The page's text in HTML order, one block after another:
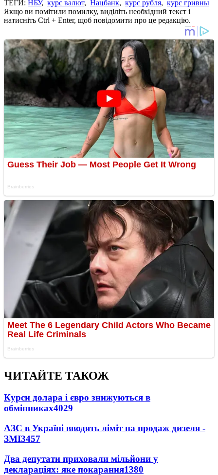
ТЕГИ: НБУ, курс валют, Нацбанк, курс рубля, курс гривны
Якщо ви помітили помилку, виділіть необхідний текст і
натисніть Ctrl + Enter, щоб повідомити про це редакцію.
ЧИТАЙТЕ ТАКОЖ
Курси долара і євро знижуються в
обмінниках4029
АЗС в Україні вводять ліміт на продаж дизеля -
ЗМІ3457
Два депутати приховали мільйони у
деклараціях: яке покарання1380